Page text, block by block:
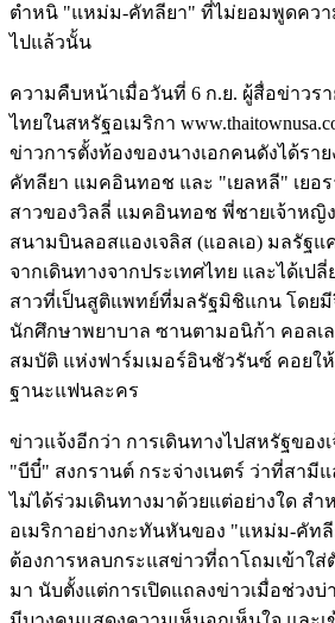
ตำหนิ "แหม่ม-คัทลียา" ที่ไม่ยอมพูดควา
ไปแล้วนั้น
ความคืบหน้าเมื่อวันที่ 6 ก.ย. ผู้สื่อข่าวร
ไทยในสหรัฐอเมริกา
ข่าวการตั้งท้องของนางเอกคนดังได้รา
คัทลียา แมคอินทอช และ "เยลหลี" เยอ
สาวของวิลลี่ แมคอินทอช พี่ชายเจ้าหญิง
สนามบินลอสแองเจลิส (แอลเอ) มลรัฐแ
จากเดินทางจากประเทศไทย และได้เป
สาวที่เป็นสูติแพทย์ที่มลรัฐมิชิแกน โดย
นักศึกษาพยาบาล ซานตามอนิก้า คอลเ
สมบัติ แห่งฟาร์มเมอร์อินชัวรันซ์ คอยใ
ฐานะแฟนละคร
ข่าวแจ้งอีกว่า การเดินทางไปสหรัฐของ
"บีบี๋" สงกรานต์ กระจ่างเนตร์ ว่าที่สามี
ไม่ได้ร่วมเดินทางมาด้วยแต่อย่างใด สำ
อเมริกาอย่างกะทันหันของ "แหม่ม-คัทลี
ต้องการหลบกระแสข่าวที่ถาโถมเข้าใส่
มา นับตั้งแต่การเปิดแถลงข่าวเมื่อช่วงบ่